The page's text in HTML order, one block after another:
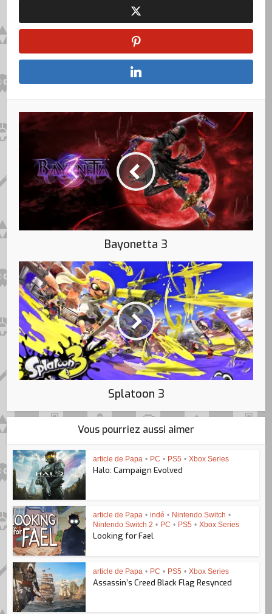
Bayonetta 3
Splatoon 3
Vous pourriez aussi aimer
article de Papa • PC • PS5 • Xbox Series
Halo: Campaign Evolved
article de Papa • indé • Nintendo Switch •
Nintendo Switch 2 • PC • PS5 • Xbox Series
Looking for Fael
article de Papa • PC • PS5 • Xbox Series
Assassin’s Creed Black Flag Resynced